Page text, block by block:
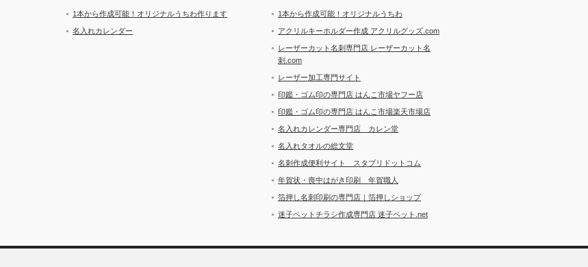
1本から作成可能！オリジナルうちわ作ります
名入れカレンダー
1本から作成可能！オリジナルうちわ
アクリルキーホルダー作成 アクリルグッズ.com
レーザーカット名刺専門店 レーザーカット名
刺.com
レーザー加工専門サイト
印鑑・ゴム印の専門店 はんこ市場ヤフー店
印鑑・ゴム印の専門店 はんこ市場楽天市場店
名入れカレンダー専門店 カレン堂
名入れタオルの総文堂
名刺作成便利サイト スタプリドットコム
年賀状・喪中はがき印刷 年賀職人
箔押し名刺印刷の専門店｜箔押しショップ
迷子ペットチラシ作成専門店 迷子ペット.net